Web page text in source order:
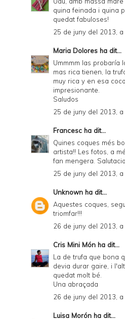
quina feinada i quina
quedat fabuloses!
25 de juny del 2013,
Maria Dolores ha dit...
Ummmm las probaría
mas rica tienen, la
muy rica y en esa
impresionante.
Saludos
25 de juny del 2013,
Francesc ha dit...
Quines coques més
artista!! Les fotos, a
fan mengera.
25 de juny del 2013,
Unknown ha dit...
Aquestes coques,
triomfar!!!
26 de juny del 2013, a
Cris Mini Món ha dit...
La de trufa que bona
devia durar gaire, i
quedat molt bé.
Una abraçada
26 de juny del 2013,
Luisa Morón ha dit...